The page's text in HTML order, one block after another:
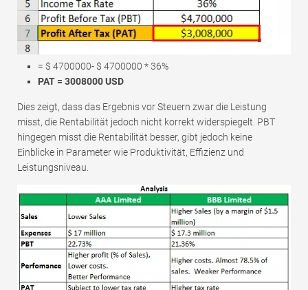
= $ 4700000- $ 4700000 * 36%
PAT = 3008000 USD
Dies zeigt, dass das Ergebnis vor Steuern zwar die Leistung
misst, die Rentabilität jedoch nicht korrekt widerspiegelt. PBT
hingegen misst die Rentabilität besser, gibt jedoch keine
Einblicke in Parameter wie Produktivität, Effizienz und
Leistungsniveau.